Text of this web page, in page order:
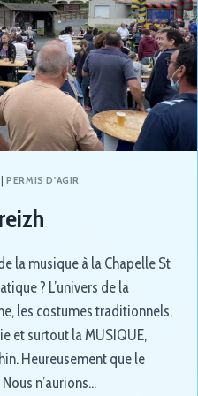
|PERMIS D'AGIR
la musique à la Chapelle St
? L’univers de la
les costumes traditionnels,
et surtout la MUSIQUE,
Heureusement que le
n’aurions…